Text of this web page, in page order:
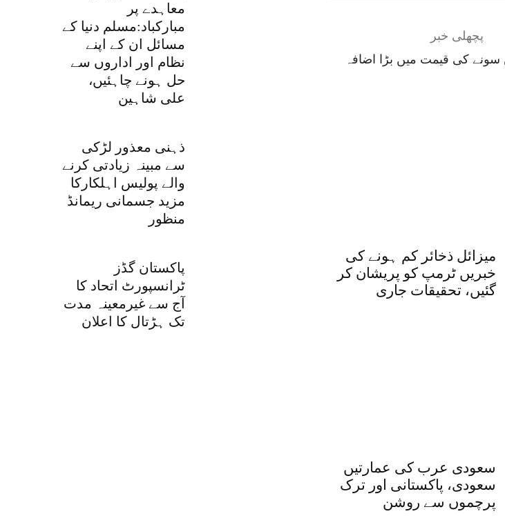
معاہدے پر
مبارکباد:مسلم دنیا کے
مسائل ان کے اپنے
نظام اور اداروں سے
حل ہونے چاہئیں،
علی شاہین
ذہنی معذور لڑکی
سے مبینہ زیادتی کرنے
والے پولیس اہلکارکا
مزید جسمانی ریمانڈ
منظور
پاکستان گڈز
ٹرانسپورٹ اتحاد کا
آج سے غیرمعینہ مدت
تک ہڑتال کا اعلان
پچھلی خبر
سونے کی قیمت میں بڑا اضافہ
میزائل ذخائر کم ہونے کی
خبریں ٹرمپ کو پریشان کر
گئیں، تحقیقات جاری
سعودی عرب کی عمارتیں
سعودی، پاکستانی اور ترک
پرچموں سے روشن